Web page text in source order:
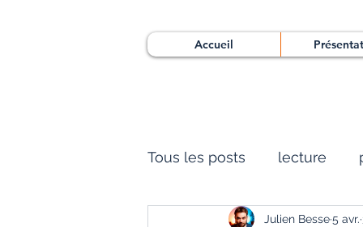
Accueil
Tous les posts lecture
Julien Besse5 avr.